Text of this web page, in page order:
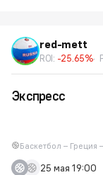
red-mett
ROI: -25.65%
Экспресс
Баскетбол –
25 мая 19:00